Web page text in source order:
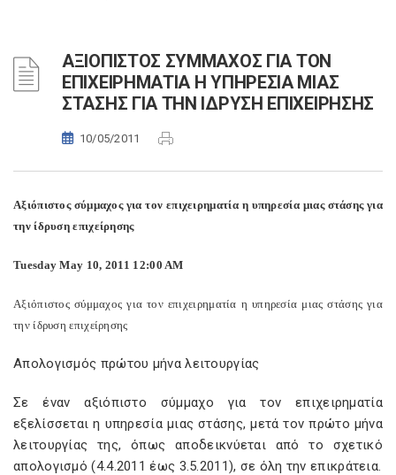
ΑΞΙΟΠΙΣΤΟΣ ΣΥΜΜΑΧΟΣ ΓΙΑ ΤΟΝ
ΕΠΙΧΕΙΡΗΜΑΤΙΑ Η ΥΠΗΡΕΣΙΑ ΜΙΑΣ
ΣΤΑΣΗΣ ΓΙΑ ΤΗΝ ΙΔΡΥΣΗ ΕΠΙΧΕΙΡΗΣΗΣ
10/05/2011
Αξιόπιστος σύμμαχος για τον επιχειρηματία η υπηρεσία μιας στάσης για
την ίδρυση επιχείρησης
Tuesday May 10, 2011 12:00 AM
Αξιόπιστος σύμμαχος για τον επιχειρηματία η υπηρεσία μιας στάσης για
την ίδρυση επιχείρησης
Απολογισμός πρώτου μήνα λειτουργίας
Σε έναν αξιόπιστο σύμμαχο για τον επιχειρηματία
εξελίσσεται η υπηρεσία μιας στάσης, μετά τον πρώτο μήνα
λειτουργίας της, όπως αποδεικνύεται από το σχετικό
απολογισμό (4.4.2011 έως 3.5.2011), σε όλη την επικράτεια.